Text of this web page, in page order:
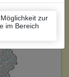
zur
im Bereich